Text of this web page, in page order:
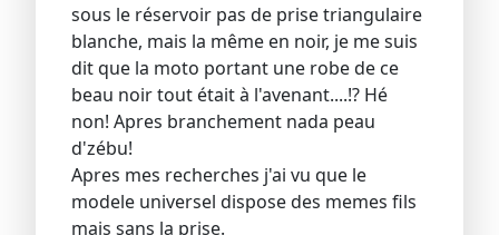
sous le réservoir pas de prise triangulaire
blanche, mais la même en noir, je me suis
dit que la moto portant une robe de ce
beau noir tout était à l'avenant....!? Hé
non! Apres branchement nada peau
d'zébu!
Apres mes recherches j'ai vu que le
modele universel dispose des memes fils
mais sans la prise.